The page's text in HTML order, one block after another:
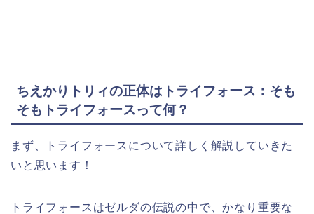
ちえかりトリィの正体はトライフォース：そも
そもトライフォースって何？
まず、トライフォースについて詳しく解説していきた
いと思います！
トライフォースはゼルダの伝説の中で、かなり重要な